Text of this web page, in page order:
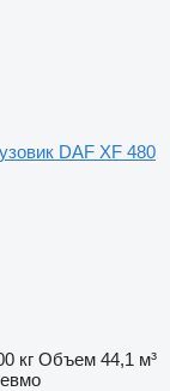
DAF XF 480
кг Объем 44,1 м³